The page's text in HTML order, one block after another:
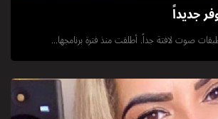
جديداً
صوت لافتة جداً. أطلقت منذ فترة برنامجها...